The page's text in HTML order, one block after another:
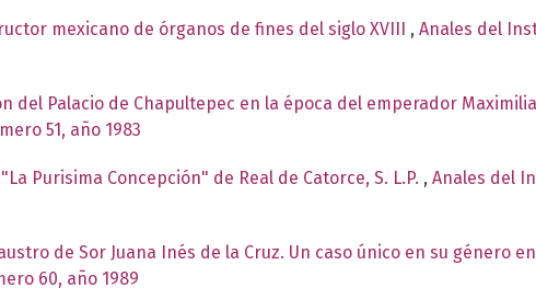
mexicano de órganos de fines del siglo XVIII , Anales del
del Palacio de Chapultepec en la época del emperador
51, año 1983
Purisima Concepción" de Real de Catorce, S. L.P. , Anales del
de Sor Juana Inés de la Cruz. Un caso único en su género
60, año 1989